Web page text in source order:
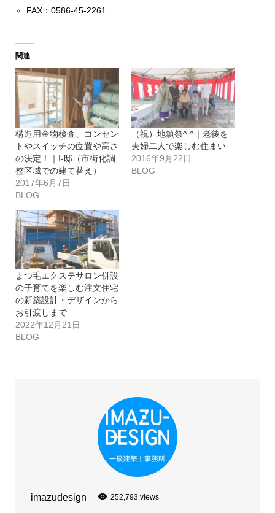
FAX：0586-45-2261
関連
構造用金物検査、コンセン
トやスイッチの位置や高さ
の決定！｜I-邸（市街化調
整区域での建て替え）
2017年6月7日
BLOG
（祝）地鎮祭^ ^｜老後を
夫婦二人で楽しむ住まい
2016年9月22日
BLOG
まつ毛エクステサロン併設
の子育てを楽しむ注文住宅
の新築設計・デザインから
お引渡しまで
2022年12月21日
BLOG
imazudesign 252,793 views